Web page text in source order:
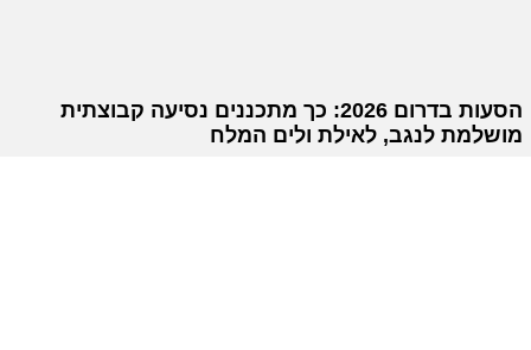
הסעות בדרום 2026: כך מתכננים נסיעה קבוצתית
מושלמת לנגב, לאילת ולים המלח